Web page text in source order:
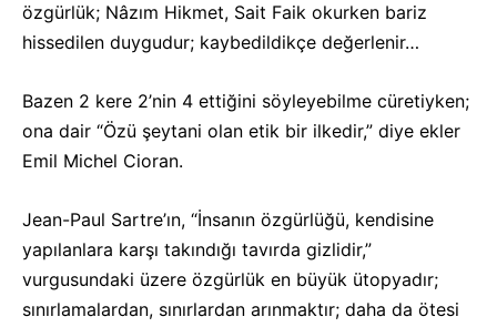
özgürlük; Nâzım Hikmet, Sait Faik okurken bariz
hissedilen duygudur; kaybedildikçe değerlenir…
Bazen 2 kere 2’nin 4 ettiğini söyleyebilme cüretiyken;
ona dair “Özü şeytani olan etik bir ilkedir,” diye ekler
Emil Michel Cioran.
Jean-Paul Sartre’ın, “İnsanın özgürlüğü, kendisine
yapılanlara karşı takındığı tavırda gizlidir,”
vurgusundaki üzere özgürlük en büyük ütopyadır;
sınırlamalardan, sınırlardan arınmaktır; daha da ötesi